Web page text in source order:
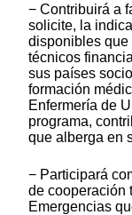
− Contribuirá a
solicite, la
disponibles que
técnicos
sus países
formación
Enfermería de
programa,
que alberga en
− Participará
de cooperación
Emergencias